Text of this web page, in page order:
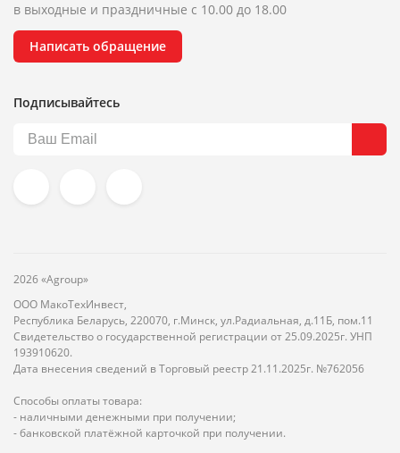
в выходные и праздничные с 10.00 до 18.00
Написать обращение
Подписывайтесь
2026 «Agroup»
ООО МакоТехИнвест,
Республика Беларусь, 220070, г.Минск, ул.Радиальная, д.11Б, пом.11
Свидетельство о государственной регистрации от 25.09.2025г. УНП
193910620.
Дата внесения сведений в Торговый реестр 21.11.2025г. №762056
Способы оплаты товара:
- наличными денежными при получении;
- банковской платёжной карточкой при получении.